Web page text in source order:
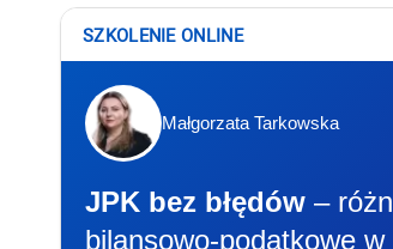
SZKOLENIE ONLINE
Małgorzata Tarkowska
JPK bez błędów –
bilansowo-podatkowe w